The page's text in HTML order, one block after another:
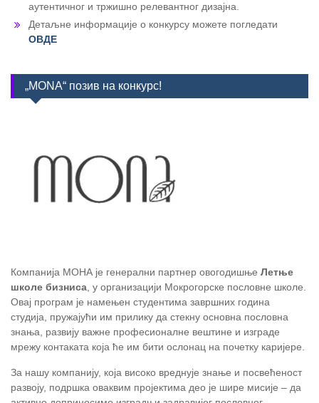
аутентичног и тржишно релевантног дизајна.
Детаљне информације о конкурсу можете погледати
ОВДЕ
„MONA“ позив на конкурс!
Компанија МОНА је генерални партнер овогодишње Летње
школе бизниса, у организацији Мокрогорске пословне школе.
Овај програм је намењен студентима завршних година
студија, пружајући им прилику да стекну основна пословна
знања, развију важне професионалне вештине и изграде
мрежу контаката која ће им бити ослонац на почетку каријере.
За нашу компанију, која високо вреднује знање и посвећеност
развоју, подршка оваквим пројектима део је шире мисије – да